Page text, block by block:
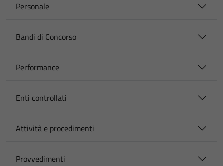
Personale
Bandi di Concorso
Performance
Enti controllati
Attività e procedimenti
Provvedimenti